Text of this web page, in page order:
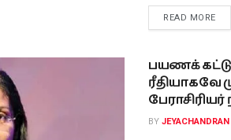
READ MORE
பயணக்
ரீதியாகவே
BY